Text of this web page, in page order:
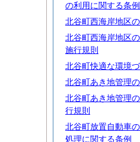
の利用に関する条例
北谷町西海岸地区
北谷町西海岸地区
施行規則
北谷町快適な環境
北谷町あき地管理
北谷町あき地管理
行規則
北谷町放置自動車
処理に関する条例